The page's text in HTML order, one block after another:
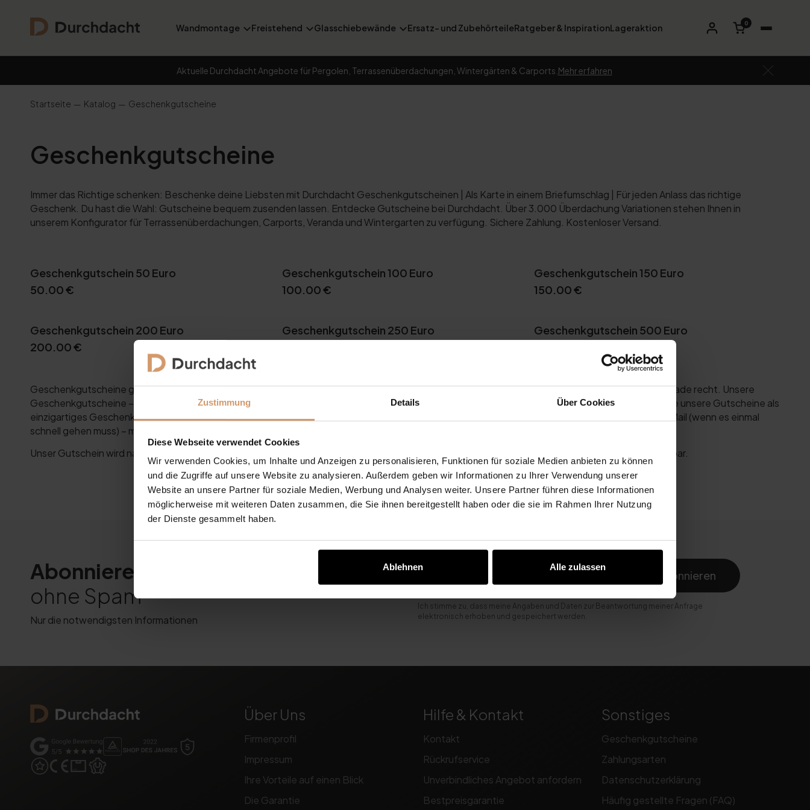
Zustimmung Details Über Cookies
Diese Webseite verwendet Cookies
Wir verwenden Cookies, um Inhalte und Anzeigen zu personalisieren, Funktionen für soziale Medien anbieten zu können
und die Zugriffe auf unsere Website zu analysieren. Außerdem geben wir Informationen zu Ihrer Verwendung unserer
Website an unsere Partner für soziale Medien, Werbung und Analysen weiter. Unsere Partner führen diese Informationen
möglicherweise mit weiteren Daten zusammen, die Sie ihnen bereitgestellt haben oder die sie im Rahmen Ihrer Nutzung
der Dienste gesammelt haben.
Ablehnen Alle zulassen
Wandmontage Freistehend Glasschiebewände Ersatz- und ZubehörteileRatgeber & InspirationLageraktion 0
Aktuelle Durchdacht Angebote für Pergolen, Terrassenüberdachungen, Wintergärten & Carports. Mehr erfahren
Startseite Katalog Geschenkgutscheine
Geschenkgutscheine
Immer das Richtige schenken: Beschenke deine Liebsten mit Durchdacht Geschenkgutscheinen | Als Karte in einem Briefumschlag | Für jeden Anlass das richtige
Geschenk. Du hast die Wahl: Gutscheine bequem zusenden lassen. Entdecke Gutscheine bei Durchdacht. Über 3.000 Überdachung Variationen stehen Ihnen in
unserem Konfigurator für Terrassenüberdachungen, Carports, Veranda und Wintergarten zu verfügung. Sichere Zahlung. Kostenloser Versand.
Geschenkgutschein 50 Euro
50.00€
Geschenkgutschein 100 Euro
100.00€
Geschenkgutschein 150 Euro
150.00€
Geschenkgutschein 200 Euro
200.00€
Geschenkgutschein 250 Euro
Geschenkgutschein 500 Euro
Geschenkgutscheine gehen immer. Es steht bald ein Geburtstag an und Sie haben noch kein Geschenk? Dann kommt ein Geschenkgutschein gerade recht. Unsere
Geschenkgutscheine – ideal zu jedem Anlass. Mache deiner Familie, Freund:innen oder Kolleg:innen eine besondere Überraschung und verschenke unsere Gutscheine als
einzigartiges Geschenk zu Ostern, zum Geburtstag oder zur Hochzeit. Ob als hochwertige Gutscheinkarte per Post oder als Gutscheincode per Mail (wenn es einmal
schnell gehen muss) – mit unseren Gutscheinen liegst du immer richtig.
Unser Gutschein wird nach der Bestellung an Sie oder an den Beschenkten per Post oder per Email versendet. Unser Gutschein ist auch übertragbar.
Abonnieren Sie den Newsletter
ohne Spam
Nur die notwendigsten Informationen
Abonnieren
Ich stimme zu, dass meine Angaben und Daten zur Beantwortung meiner Anfrage
elektronisch erhoben und gespeichert werden.
Über Uns
Firmenprofil
Impressum
Ihre Vorteile auf einen Blick
Die Garantie
Hilfe & Kontakt
Kontakt
Rückrufservice
Unverbindliches Angebot anfordern
Bestpreisgarantie
Sonstiges
Geschenkgutscheine
Zahlungsarten
Datenschutzerklärung
Häufig gestellte Fragen (FAQ)